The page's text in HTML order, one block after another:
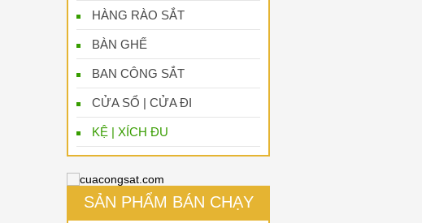
HÀNG RÀO SẮT
BÀN GHẾ
BAN CÔNG SẮT
CỬA SỔ | CỬA ĐI
KỆ | XÍCH ĐU
SẢN PHẨM BÁN CHẠY